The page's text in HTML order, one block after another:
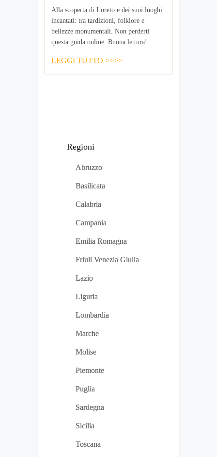
Alla scoperta di Loreto e dei suoi luoghi
incantati: tra tardizioni, folklore e
bellezze monumentali. Non perderti
questa guida online. Buona lettura!
LEGGI TUTTO >>>>
Regioni
Abruzzo
Basilicata
Calabria
Campania
Emilia Romagna
Friuli Venezia Giulia
Lazio
Liguria
Lombardia
Marche
Molise
Piemonte
Puglia
Sardegna
Sicilia
Toscana